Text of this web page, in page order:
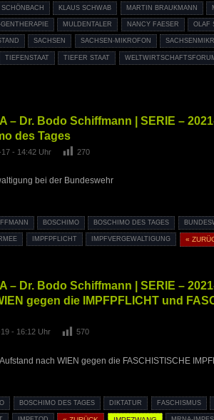
SCHÖNBACH KLAUS SCHWAB MARTIN BRAUKMANN
MULDENTALER NANCY FAESER OLAF
SACHSEN SACHSEN-MIKROFON
TIEFENSTAAT TIEFER STAAT
– Dr. Bodo Schiffmann | SERIE –
des Tages
- 14:42 Uhr 270
bei der Bundeswehr
BOSCHIMO BOSCHIMO DES TAGES
IMPFPFLICHT IMPFVERGEWALTIGUNG «
– Dr. Bodo Schiffmann | SERIE –
gegen die IMPFPFLICHT und
- 16:12 Uhr 570
nach WIEN gegen die FASCHISTISCHE
BOSCHIMO DES TAGES DIKTATUR FASCHISMUS